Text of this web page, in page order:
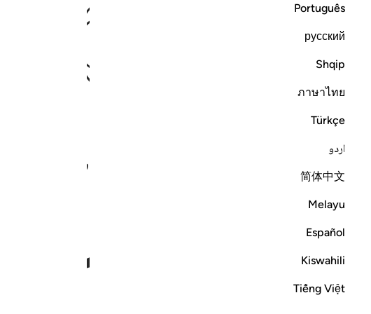
Português
русский
Shqip
ภาษาไทย
Türkçe
اردو
简体中文
Melayu
Español
Kiswahili
Tiếng Việt
ﱈ ﱉ